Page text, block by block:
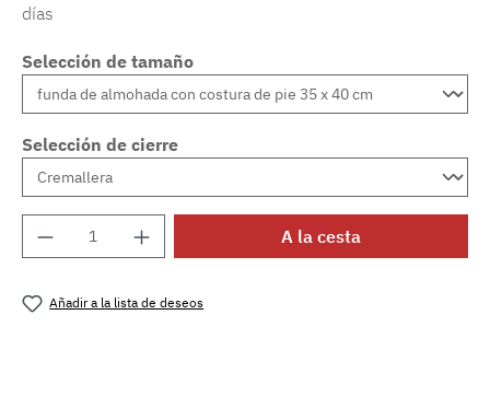
días
Selección de tamaño
Selección de cierre
Cantidad del producto: introduce la
A la cesta
Añadir a la lista de deseos